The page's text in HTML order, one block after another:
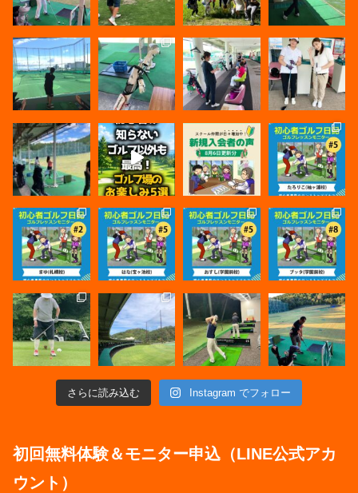
さらに読み込む Instagram でフォロー
初回無料体験＆モニター申込（LINE公式アカ
ウント）